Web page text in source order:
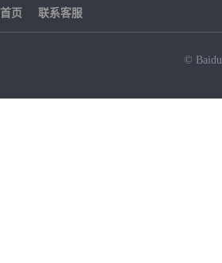
首页 联系客服
© Baidu